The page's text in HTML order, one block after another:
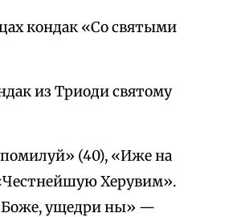
кондак «Со святыми
из Триоди святому
(40), «Иже на
Херувим».
ущедри ны» —